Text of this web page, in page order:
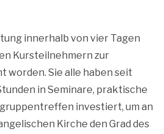
innerhalb von vier Tagen
Kursteilnehmern zur
worden. Sie alle haben seit
in Seminare, praktische
investiert, um an
Kirche den Grad des